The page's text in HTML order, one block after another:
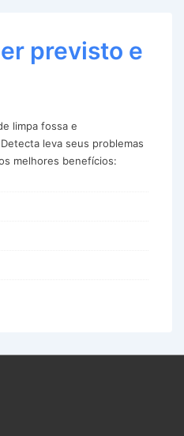
previsto e
limpa fossa e
leva seus problemas
melhores benefícios: